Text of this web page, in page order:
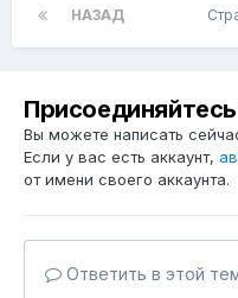
НАЗАД
Вы можете написать
Если у вас есть аккаунт,
от имени своего аккаунта.
Ответить в этой